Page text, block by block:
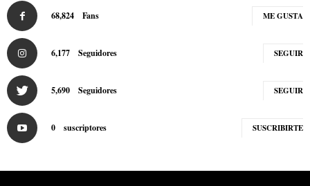
68,824 Fans ME GUSTA
6,177 Seguidores SEGUIR
5,690 Seguidores SEGUIR
0 suscriptores SUSCRIBIRTE